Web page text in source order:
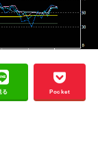
る Pocket